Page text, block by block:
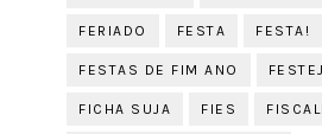
FERIADO FESTA FESTA!
FESTAS DE FIM ANO
FICHA SUJA FIES